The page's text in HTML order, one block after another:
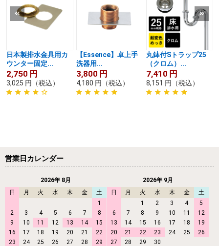
日本製排水金具用カ
ウンター固定...
2,750 円
3,025 円 （税込）
【Essence】卓上手
洗器用...
3,800 円
4,180 円 （税込）
丸鉢付Sトラップ25
（クロム）...
7,410 円
8,151 円 （税込）
営業日カレンダー
2026年 8月
日
月 火 水 木 金
土
1
2
3 4 5 6 7
8
9
10 11 12 13 14
15
16
17 18 19 20 21
22
23
24 25 26 27 28
29
2026年 9月
日
月 火 水 木 金
土
1
2 3 4
5
6
7 8 9 10 11
12
13
14 15 16 17 18
19
20
21 22 23 24 25
26
27
28 29 30